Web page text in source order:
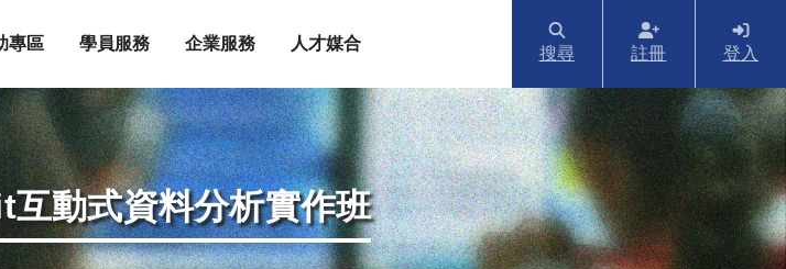
專區 學員服務 企業服務 人才媒合
搜尋 註冊 登入
動式資料分析實作班